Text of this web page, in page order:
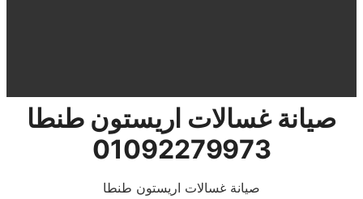
صيانة غسالات اريستون طنطا
01092279973
صيانة غسالات اريستون طنطا